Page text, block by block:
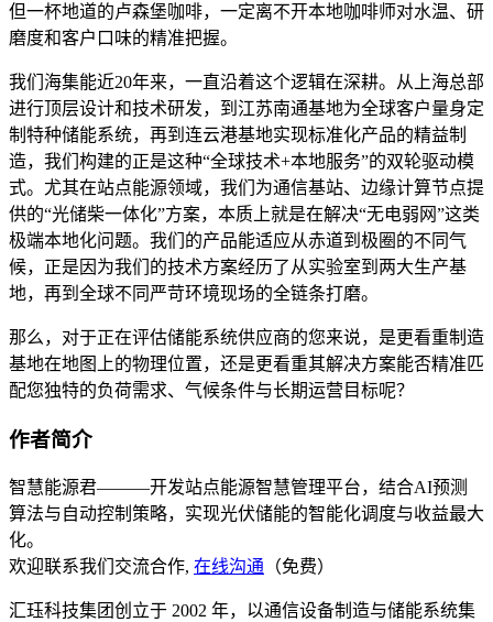
但一杯地道的卢森堡咖啡，一定离不开本地咖啡师对水温、研
磨度和客户口味的精准把握。
我们海集能近20年来，一直沿着这个逻辑在深耕。从上海总部
进行顶层设计和技术研发，到江苏南通基地为全球客户量身定
制特种储能系统，再到连云港基地实现标准化产品的精益制
造，我们构建的正是这种“全球技术+本地服务”的双轮驱动模
式。尤其在站点能源领域，我们为通信基站、边缘计算节点提
供的“光储柴一体化”方案，本质上就是在解决“无电弱网”这类
极端本地化问题。我们的产品能适应从赤道到极圈的不同气
候，正是因为我们的技术方案经历了从实验室到两大生产基
地，再到全球不同严苛环境现场的全链条打磨。
那么，对于正在评估储能系统供应商的您来说，是更看重制造
基地在地图上的物理位置，还是更看重其解决方案能否精准匹
配您独特的负荷需求、气候条件与长期运营目标呢？
作者简介
智慧能源君———开发站点能源智慧管理平台，结合AI预测
算法与自动控制策略，实现光伏储能的智能化调度与收益最大
化。
欢迎联系我们交流合作, 在线沟通 （免费）
汇珏科技集团创立于 2002 年，以通信设备制造与储能系统集